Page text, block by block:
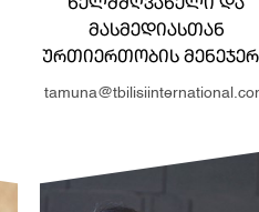
ᲮᲔᲚᲛᲫᲦᲕᲐᲜᲔᲚᲘ ᲓᲐ
ᲛᲐᲡᲛᲔᲓᲘᲐᲡᲗᲐᲜ
ᲣᲠᲗᲘᲔᲠᲗᲝᲑᲘᲡ